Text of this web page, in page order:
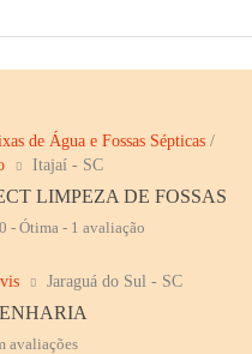
de Água e Fossas Sépticas/
Itajaí - SC
LIMPEZA DE FOSSAS
- Ótima - 1 avaliação
Jaraguá do Sul - SC
avaliações